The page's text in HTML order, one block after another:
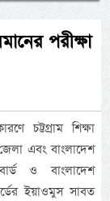
পরীক্ষা
চট্টগ্রাম শিক্ষা
এবং বাংলাদেশ
ও বাংলাদেশ
ইয়াওমুস সাবত